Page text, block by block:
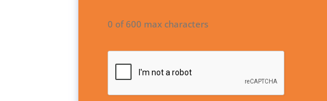
0 of 600 max characters